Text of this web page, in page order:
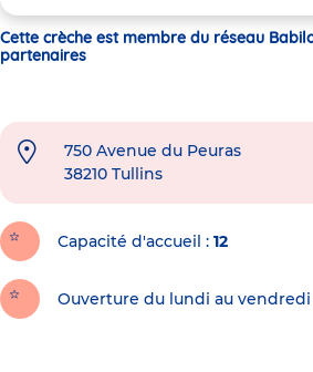
Cette crèche est membre du réseau
partenaires
750 Avenue du Peuras
38210 Tullins
Capacité d'accueil 12
Ouverture du lundi au vendredi